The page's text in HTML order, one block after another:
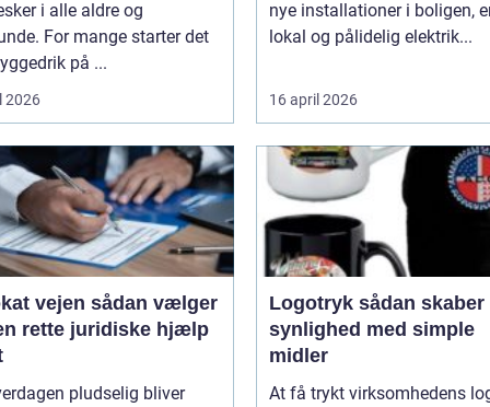
i alle aldre og
For mange starter det
på ...
2026
nye installationer i boligen,
lokal og pålidelig elektrik...
16 april 2026
sådan vælger
rette juridiske hjælp
pludselig bliver
Logotryk sådan skaber du
synlighed med simple
midler
At få trykt virksomhedens